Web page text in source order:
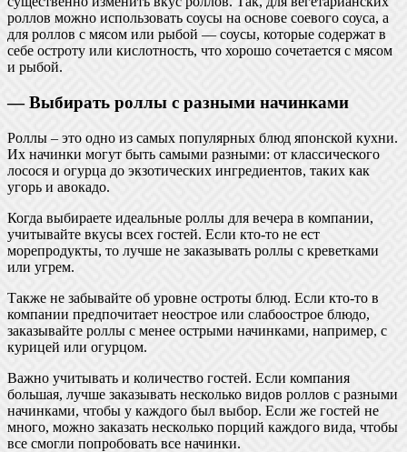
роллов можно использовать соусы на основе соевого соуса, а
для роллов с мясом или рыбой — соусы, которые содержат в
себе остроту или кислотность, что хорошо сочетается с мясом
и рыбой.
— Выбирать роллы с разными начинками
Роллы – это одно из самых популярных блюд японской кухни.
Их начинки могут быть самыми разными: от классического
лосося и огурца до экзотических ингредиентов, таких как
угорь и авокадо.
Когда выбираете идеальные роллы для вечера в компании,
учитывайте вкусы всех гостей. Если кто-то не ест
морепродукты, то лучше не заказывать роллы с креветками
или угрем.
Также не забывайте об уровне остроты блюд. Если кто-то в
компании предпочитает неострое или слабоострое блюдо,
заказывайте роллы с менее острыми начинками, например, с
курицей или огурцом.
Важно учитывать и количество гостей. Если компания
большая, лучше заказывать несколько видов роллов с разными
начинками, чтобы у каждого был выбор. Если же гостей не
много, можно заказать несколько порций каждого вида, чтобы
все смогли попробовать все начинки.